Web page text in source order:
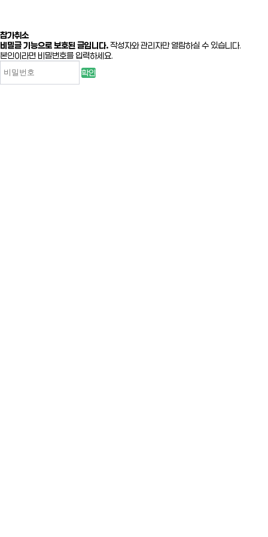
참가취소
비밀글 기능으로 보호된 글입니다.작성자와 관리자만 열람하실 수 있습니다.
본인이라면 비밀번호를 입력하세요.